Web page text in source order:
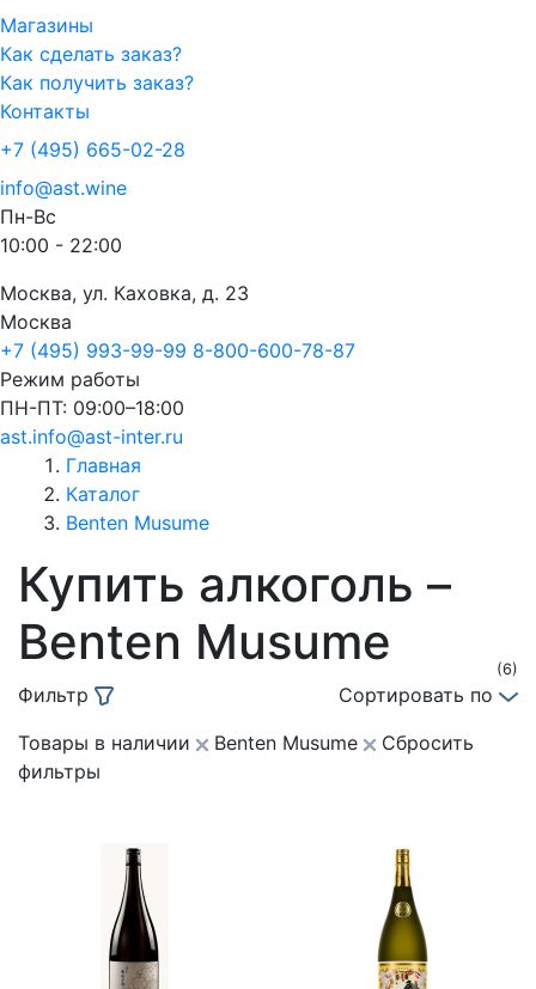
Магазины
Как сделать заказ?
Как получить заказ?
Контакты
+7 (495) 665-02-28
info@ast.wine
Пн-Вс
10:00 - 22:00
Москва, ул. Каховка, д. 23
Москва
+7 (495) 993-99-99 8-800-600-78-87
Режим работы
ПН-ПТ: 09:00–18:00
ast.info@ast-inter.ru
Главная
Каталог
Benten Musume
Купить алкоголь –
Benten Musume
(6)
Фильтр
Сортировать по
Товары в наличии
Benten Musume
Сбросить
фильтры